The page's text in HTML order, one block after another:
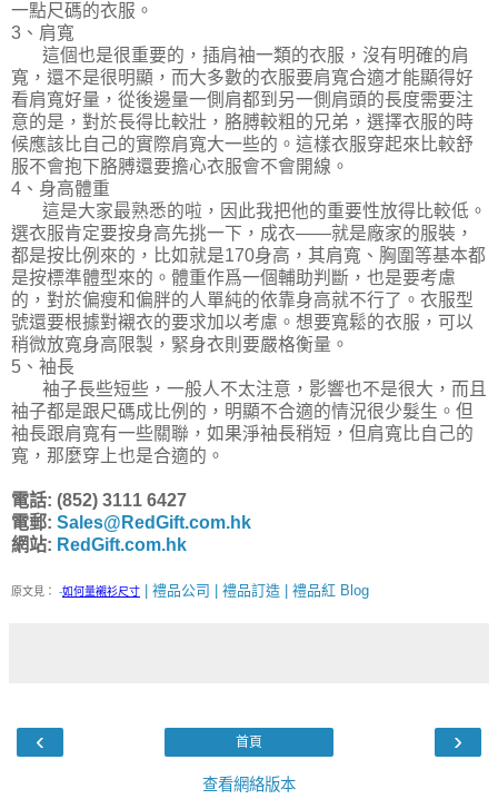
一點尺碼的衣服。
3、肩寬
這個也是很重要的，插肩袖一類的衣服，沒有明確的肩
寬，還不是很明顯，而大多數的衣服要肩寬合適才能顯得好
看肩寬好量，從後邊量一側肩都到另一側肩頭的長度需要注
意的是，對於長得比較壯，胳膊較粗的兄弟，選擇衣服的時
候應該比自己的實際肩寬大一些的。這樣衣服穿起來比較舒
服不會抱下胳膊還要擔心衣服會不會開線。
4、身高體重
這是大家最熟悉的啦，因此我把他的重要性放得比較低。
選衣服肯定要按身高先挑一下，成衣――就是廠家的服裝，
都是按比例來的，比如就是170身高，其肩寬、胸圍等基本都
是按標準體型來的。體重作爲一個輔助判斷，也是要考慮
的，對於偏瘦和偏胖的人單純的依靠身高就不行了。衣服型
號還要根據對襯衣的要求加以考慮。想要寬鬆的衣服，可以
稍微放寬身高限製，緊身衣則要嚴格衡量。
5、袖長
袖子長些短些，一般人不太注意，影響也不是很大，而且
袖子都是跟尺碼成比例的，明顯不合適的情況很少髮生。但
袖長跟肩寬有一些關聯，如果淨袖長稍短，但肩寬比自己的
寬，那麼穿上也是合適的。
電話: (852) 3111 6427
電郵: Sales@RedGift.com.hk
網站: RedGift.com.hk
原文見： -如何量襯衫尺寸 | 禮品公司 | 禮品訂造 | 禮品紅 Blog
‹ ›
首頁
查看網絡版本